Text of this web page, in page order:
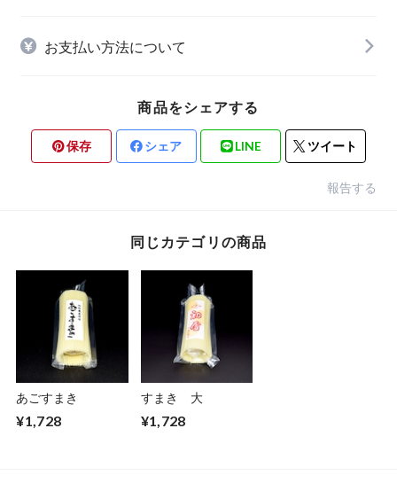
お支払い方法について
商品をシェアする
保存 シェア LINE ツイート
報告する
同じカテゴリの商品
あごすまき
¥1,728
すまき 大
¥1,728